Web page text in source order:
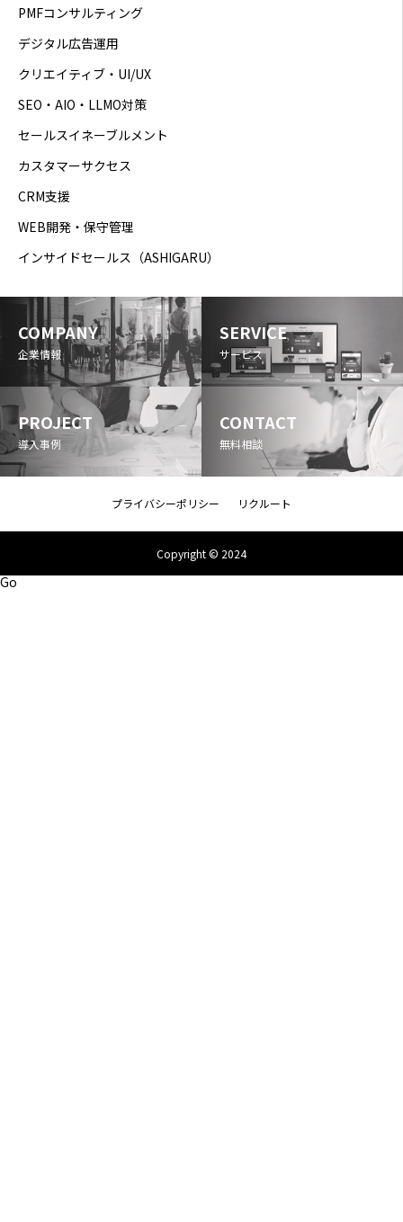
PMFコンサルティング
デジタル広告運用
クリエイティブ・UI/UX
SEO・AIO・LLMO対策
セールスイネーブルメント
カスタマーサクセス
CRM支援
WEB開発・保守管理
インサイドセールス（ASHIGARU）
COMPANY
企業情報
SERVICE
サービス
PROJECT
導入事例
CONTACT
無料相談
プライバシーポリシー リクルート
Copyright © 2024
Go